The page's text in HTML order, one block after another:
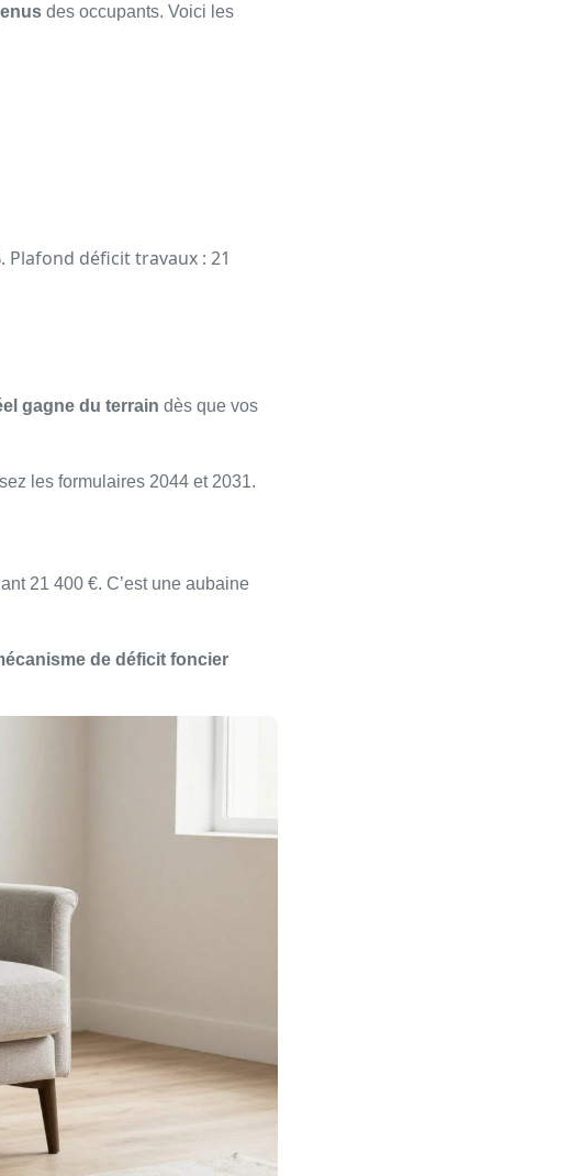
des occupants. Voici les
Plafond déficit travaux : 21
gagne du terrain dès que vos
les formulaires 2044 et 2031.
21 400 €. C’est une aubaine
de déficit foncier